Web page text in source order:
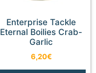
Enterprise Tackle
Eternal Boilies Crab-
Garlic
6,20€